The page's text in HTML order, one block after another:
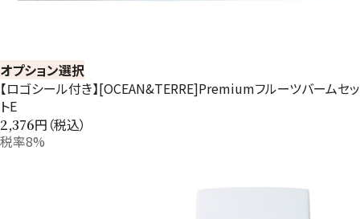
オプション選択
【ロゴシール付き】[OCEAN&TERRE]Premiumフルーツバームセッ
トE
2,376円（税込）
税率8%